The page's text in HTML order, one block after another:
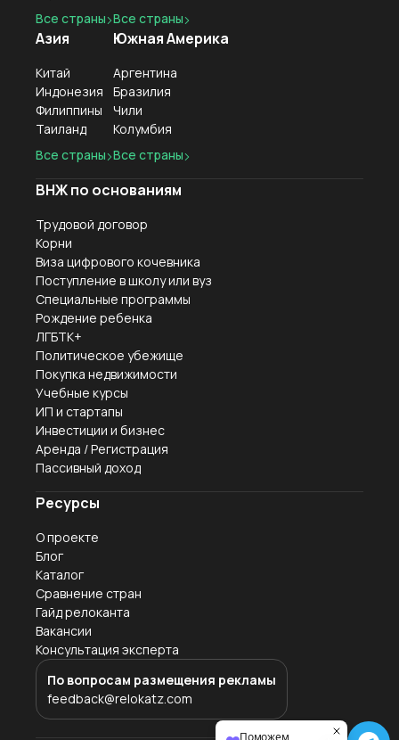
Все страны
Азия
Китай
Индонезия
Филиппины
Таиланд
Все страны
Все страны
Южная Америка
Аргентина
Бразилия
Чили
Колумбия
Все страны
ВНЖ по основаниям
Трудовой договор
Корни
Виза цифрового кочевника
Поступление в школу или вуз
Специальные программы
Рождение ребенка
ЛГБТК+
Политическое убежище
Покупка недвижимости
Учебные курсы
ИП и стартапы
Инвестиции и бизнес
Аренда / Регистрация
Пассивный доход
Ресурсы
О проекте
Блог
Каталог
Сравнение стран
Гайд релоканта
Вакансии
Консультация эксперта
По вопросам размещения рекламы
feedback@relokatz.com
Поможем